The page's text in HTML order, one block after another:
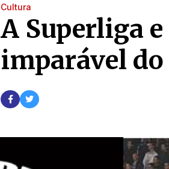
Cultura
A Superliga
imparável